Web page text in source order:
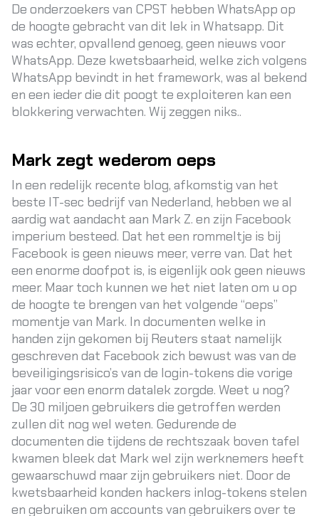
De onderzoekers van CPST hebben WhatsApp op
de hoogte gebracht van dit lek in Whatsapp. Dit
was echter, opvallend genoeg, geen nieuws voor
WhatsApp. Deze kwetsbaarheid, welke zich volgens
WhatsApp bevindt in het framework, was al bekend
en een ieder die dit poogt te exploiteren kan een
blokkering verwachten. Wij zeggen niks..
Mark zegt wederom oeps
In een redelijk recente blog, afkomstig van het
beste IT-sec bedrijf van Nederland, hebben we al
aardig wat aandacht aan Mark Z. en zijn Facebook
imperium besteed. Dat het een rommeltje is bij
Facebook is geen nieuws meer, verre van. Dat het
een enorme doofpot is, is eigenlijk ook geen nieuws
meer. Maar toch kunnen we het niet laten om u op
de hoogte te brengen van het volgende “oeps”
momentje van Mark. In documenten welke in
handen zijn gekomen bij Reuters staat namelijk
geschreven dat Facebook zich bewust was van de
beveiligingsrisico’s van de login-tokens die vorige
jaar voor een enorm datalek zorgde. Weet u nog?
De 30 miljoen gebruikers die getroffen werden
zullen dit nog wel weten. Gedurende de
documenten die tijdens de rechtszaak boven tafel
kwamen bleek dat Mark wel zijn werknemers heeft
gewaarschuwd maar zijn gebruikers niet. Door de
kwetsbaarheid konden hackers inlog-tokens stelen
en gebruiken om accounts van gebruikers over te